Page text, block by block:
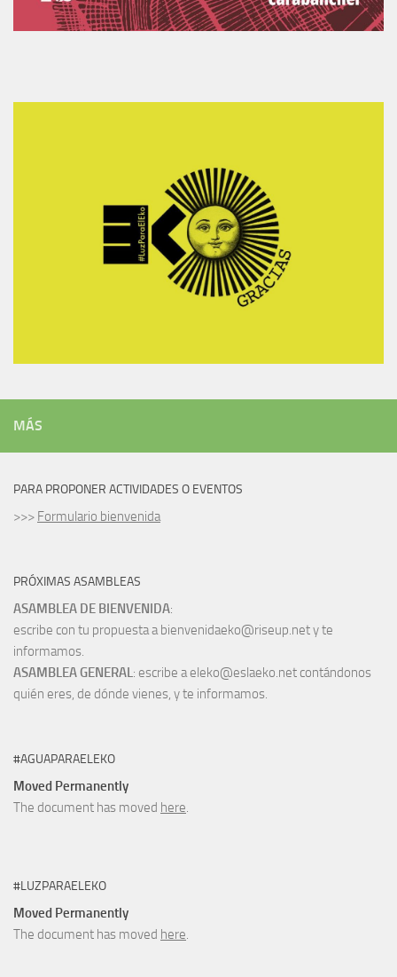
MÁS
PARA PROPONER ACTIVIDADES O EVENTOS
>>> Formulario bienvenida
PRÓXIMAS ASAMBLEAS
ASAMBLEA DE BIENVENIDA:
escribe con tu propuesta a bienvenidaeko@riseup.net y te
informamos.
ASAMBLEA GENERAL: escribe a eleko@eslaeko.net contándonos
quién eres, de dónde vienes, y te informamos.
#AGUAPARAELEKO
Moved Permanently
The document has moved here.
#LUZPARAELEKO
Moved Permanently
The document has moved here.